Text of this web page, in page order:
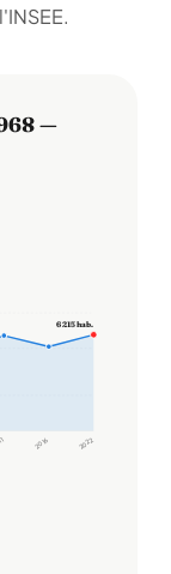
—
2016 2022
6 215 hab.